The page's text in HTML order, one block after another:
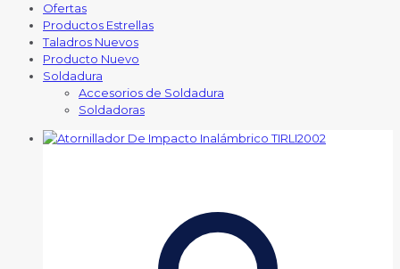
Ofertas
Productos Estrellas
Taladros Nuevos
Producto Nuevo
Soldadura
Accesorios de Soldadura
Soldadoras